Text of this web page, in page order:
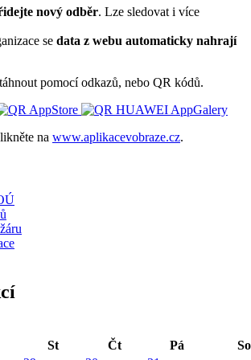
nový odběr. Lze sledovat i více
se data z webu automaticky nahrají
pomocí odkazů, nebo QR kódů.
na www.aplikacevobraze.cz.
St Čt Pá
So